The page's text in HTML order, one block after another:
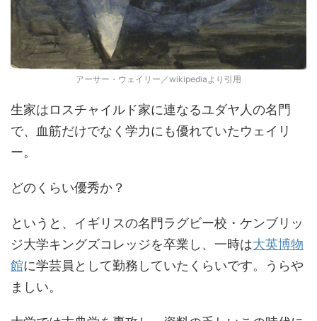
アーサー・ウェイリー／wikipediaより引用
生家はロスチャイルド家に連なるユダヤ人の名門
で、血筋だけでなく学力にも優れていたウェイリ
ー。
どのくらい優秀か？
というと、イギリスの名門ラグビー校・ケンブリッ
ジ大学キングズコレッジを卒業し、一時は大英博物
館に学芸員として勤務していたくらいです。うらや
ましい。